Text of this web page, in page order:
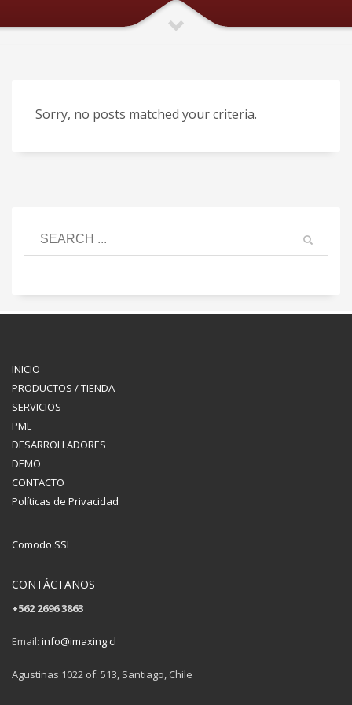
Sorry, no posts matched your criteria.
INICIO
PRODUCTOS / TIENDA
SERVICIOS
PME
DESARROLLADORES
DEMO
CONTACTO
Políticas de Privacidad
Comodo SSL
CONTÁCTANOS
+562 2696 3863
Email: info@imaxing.cl
Agustinas 1022 of. 513, Santiago, Chile